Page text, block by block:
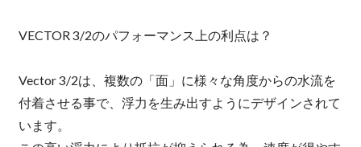
VECTOR 3/2のパフォーマンス上の利点は？
Vector 3/2は、複数の「面」に様々な角度からの水流を
付着させる事で、浮力を生み出すようにデザインされて
います。